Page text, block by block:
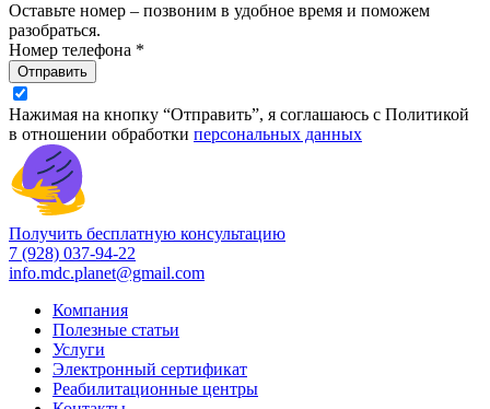
Оставьте номер – позвоним в удобное время и поможем
разобраться.
Номер телефона *
Отправить
Нажимая на кнопку “Отправить”, я соглашаюсь с Политикой
в отношении обработки персональных данных
Получить бесплатную консультацию
7 (928) 037-94-22
info.mdc.planet@gmail.com
Компания
Полезные статьи
Услуги
Электронный сертификат
Реабилитационные центры